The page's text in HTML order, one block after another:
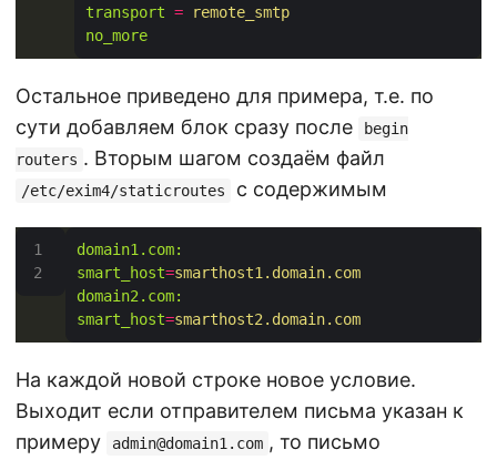
transport =
remote_smtp
no_more
Остальное приведено для примера, т.е. по
сути добавляем блок сразу после
begin
routers . Вторым шагом создаём файл
/etc/exim4/staticroutes с содержимым
domain1.com:
smart_host=smarthost1.domain.com
domain2.com:
smart_host=smarthost2.domain.com
На каждой новой строке новое условие.
Выходит если отправителем письма указан к
примеру
admin@domain1.com , то письмо